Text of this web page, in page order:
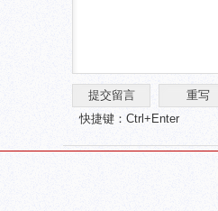
快捷键：Ctrl+Enter